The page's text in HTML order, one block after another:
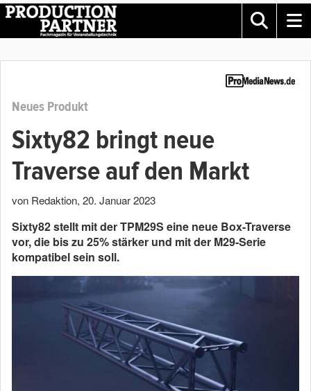
Neues Produkt
Sixty82 bringt neue
Traverse auf den Markt
von Redaktion, 20. Januar 2023
Sixty82 stellt mit der TPM29S eine neue Box-Traverse
vor, die bis zu 25% stärker und mit der M29-Serie
kompatibel sein soll.